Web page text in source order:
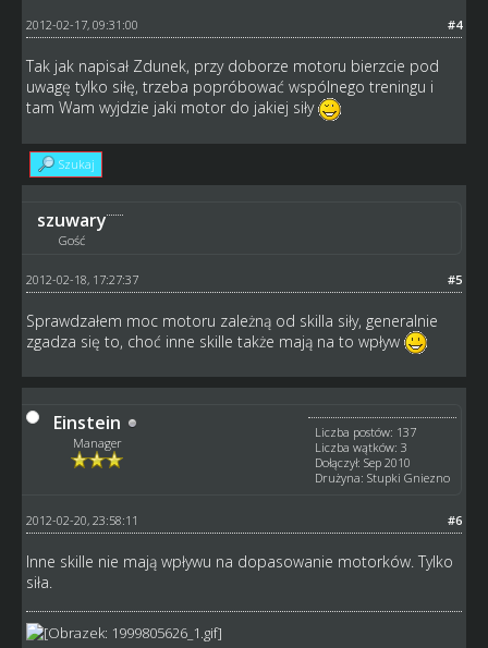
#4
2012-02-17, 09:31:00
Tak jak napisał Zdunek, przy doborze motoru bierzcie pod
uwagę tylko siłę, trzeba popróbować wspólnego treningu i
tam Wam wyjdzie jaki motor do jakiej siły
Szukaj
szuwary
Gość
#5
2012-02-18, 17:27:37
Sprawdzałem moc motoru zależną od skilla siły, generalnie
zgadza się to, choć inne skille także mają na to wpływ
Einstein
Manager
Liczba postów: 137
Liczba wątków: 3
Dołączył: Sep 2010
Drużyna: Stupki Gniezno
#6
2012-02-20, 23:58:11
Inne skille nie mają wpływu na dopasowanie motorków. Tylko
siła.